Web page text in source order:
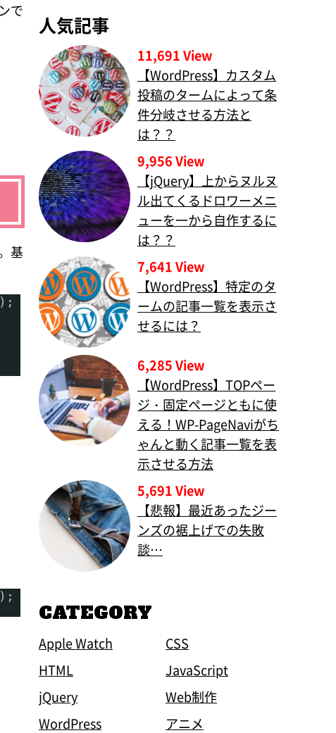
で
基
人気記事
11,691 View
【WordPress】カスタム
投稿のタームによって条
件分岐させる方法と
は？？
9,956 View
【jQuery】上からヌルヌ
ル出てくるドロワーメニ
ューを一から自作するに
は？？
7,641 View
【WordPress】特定のタ
ームの記事一覧を表示さ
せるには？
6,285 View
【WordPress】TOPペー
ジ・固定ページともに使
える！WP-PageNaviがち
ゃんと動く記事一覧を表
示させる方法
5,691 View
【悲報】最近あったジー
ンズの裾上げでの失敗
談…
CATEGORY
Apple Watch
CSS
HTML
JavaScript
jQuery
Web制作
WordPress
アニメ